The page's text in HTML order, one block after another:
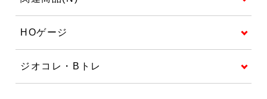
HOゲージ
ジオコレ・Bトレ